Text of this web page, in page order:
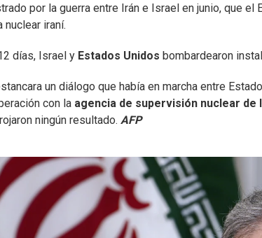
por la guerra entre Irán e Israel en junio, que el
iraní.
días, Israel y Estados Unidos bombardearon
un diálogo que había en marcha entre
con la agencia de supervisión nuclear de
ningún resultado. AFP